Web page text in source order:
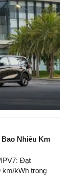
Nhiêu Km
Đạt
km/kWh trong